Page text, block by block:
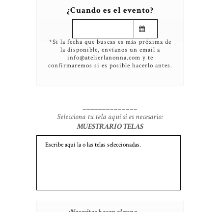
¿Cuando es el evento?
*Si la fecha que buscas es más próxima de
la disponible, envíanos un email a
info@atelierlanonna.com y te
confirmaremos si es posible hacerlo antes.
______________
Selecciona tu tela aquí si es necesario:
MUESTRARIO TELAS